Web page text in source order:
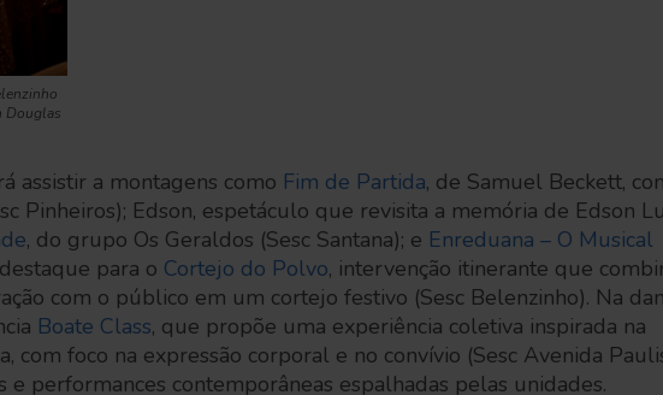
Douglas
assistir a montagens como Fim de Partida, de Samuel Beckett,
Pinheiros); Edson, espetáculo que revisita a memória de Edson
, do grupo Os Geraldos (Sesc Santana); e Enreduana – O Musical
para o Cortejo do Polvo, intervenção itinerante que
com o público em um cortejo festivo (Sesc Belenzinho). Na
Boate Class, que propõe uma experiência coletiva inspirada na
com foco na expressão corporal e no convívio (Sesc Avenida
e performances contemporâneas espalhadas pelas unidades.